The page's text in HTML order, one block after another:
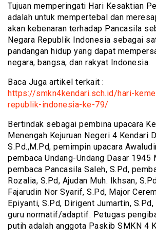
Tujuan memperingati Hari Kesaktian
adalah untuk mempertebal dan
akan kebenaran terhadap Pancasila
Negara Republik Indonesia sebagai
pandangan hidup yang dapat
negara, bangsa, dan rakyat Indonesia.
Baca Juga artikel terkait :
https://smkn4kendari.sch.id/hari-
republik-indonesia-ke-79/
Bertindak sebagai pembina upacara
Menengah Kejuruan Negeri 4 Kendari
S.Pd.,M.Pd, pemimpin upacara
pembaca Undang-Undang Dasar 1945
pembaca Pancasila Saleh, S.Pd,
Rozalia, S.Pd, Ajudan Muh. Ikhsan,
Fajarudin Nor Syarif, S.Pd, Major
Epiyanti, S.Pd, Dirigent Jumartin,
guru normatif/adaptif. Petugas
putih adalah anggota Paskib SMKN 4